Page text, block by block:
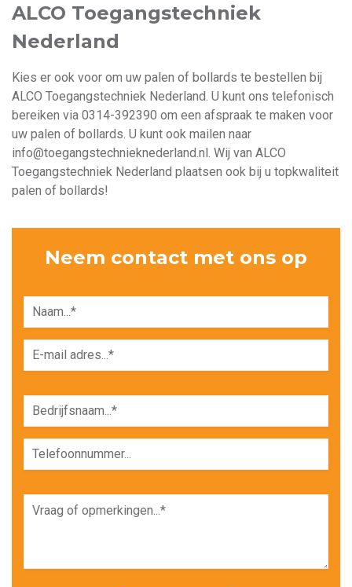
ALCO Toegangstechniek
Nederland
Kies er ook voor om uw palen of bollards te bestellen bij
ALCO Toegangstechniek Nederland. U kunt ons telefonisch
bereiken via 0314-392390 om een afspraak te maken voor
uw palen of bollards. U kunt ook mailen naar
info@toegangstechnieknederland.nl. Wij van ALCO
Toegangstechniek Nederland plaatsen ook bij u topkwaliteit
palen of bollards!
Neem contact met ons op